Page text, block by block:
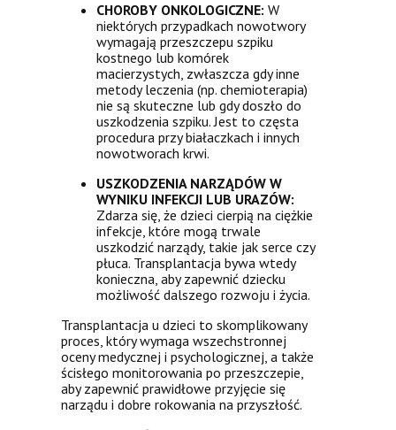
CHOROBY ONKOLOGICZNE: W
niektórych przypadkach nowotwory
wymagają przeszczepu szpiku
kostnego lub komórek
macierzystych, zwłaszcza gdy inne
metody leczenia (np. chemioterapia)
nie są skuteczne lub gdy doszło do
uszkodzenia szpiku. Jest to częsta
procedura przy białaczkach i innych
nowotworach krwi.
USZKODZENIA NARZĄDÓW W
WYNIKU INFEKCJI LUB URAZÓW:
Zdarza się, że dzieci cierpią na ciężkie
infekcje, które mogą trwale
uszkodzić narządy, takie jak serce czy
płuca. Transplantacja bywa wtedy
konieczna, aby zapewnić dziecku
możliwość dalszego rozwoju i życia.
Transplantacja u dzieci to skomplikowany
proces, który wymaga wszechstronnej
oceny medycznej i psychologicznej, a także
ścisłego monitorowania po przeszczepie,
aby zapewnić prawidłowe przyjęcie się
narządu i dobre rokowania na przyszłość.